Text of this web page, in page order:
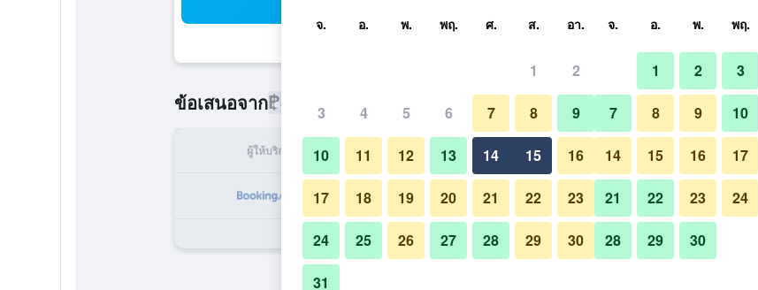
ข้อเสนอจาก฿419 ราคาที่ถูกที่สุด ราคาต่อคืน
ผู้ให้บริการ ทั้งหมด (ต่อคืน)
฿419 เช็คดีล
จ. อ. พ. พฤ. ศ. ส. อา.
1 2
3 4 5 6 7 8 9
10 11 12 13 14 15 16
17 18 19 20 21 22 23
24 25 26 27 28 29 30
31
จ. อ. พ. พฤ.
1 2 3
7 8 9 10
14 15 16 17
21 22 23 24
28 29 30